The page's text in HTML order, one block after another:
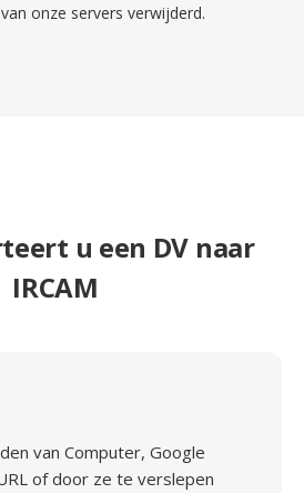
onze servers verwijderd.
u een DV naar
IRCAM
van Computer, Google
of door ze te verslepen